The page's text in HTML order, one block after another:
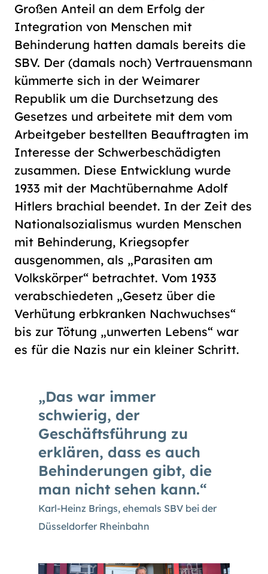
Großen Anteil an dem Erfolg der
Integration von Menschen mit
Behinderung hatten damals bereits die
SBV. Der (damals noch) Vertrauensmann
kümmerte sich in der Weimarer
Republik um die Durchsetzung des
Gesetzes und arbeitete mit dem vom
Arbeitgeber bestellten Beauftragten im
Interesse der Schwerbeschädigten
zusammen. Diese Entwicklung wurde
1933 mit der Machtübernahme Adolf
Hitlers brachial beendet. In der Zeit des
Nationalsozialismus wurden Menschen
mit Behinderung, Kriegsopfer
ausgenommen, als „Parasiten am
Volkskörper“ betrachtet. Vom 1933
verabschiedeten „Gesetz über die
Verhütung erbkranken Nachwuchses“
bis zur Tötung „unwerten Lebens“ war
es für die Nazis nur ein kleiner Schritt.
Das war immer
schwierig, der
Geschäftsführung zu
erklären, dass es auch
Behinderungen gibt, die
man nicht sehen kann.
Karl-Heinz Brings, ehemals SBV bei der
Düsseldorfer Rheinbahn